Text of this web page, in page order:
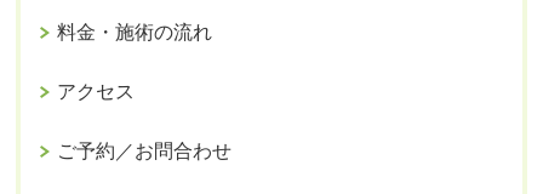
料金・施術の流れ
アクセス
ご予約／お問合わせ